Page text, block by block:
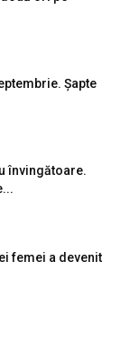
Șapte
învingătoare.
femei a devenit